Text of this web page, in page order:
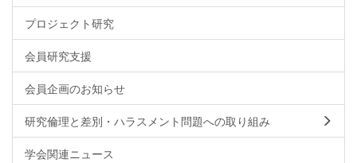
プロジェクト研究
会員研究支援
会員企画のお知らせ
研究倫理と差別・ハラスメント問題への取り組み
学会関連ニュース